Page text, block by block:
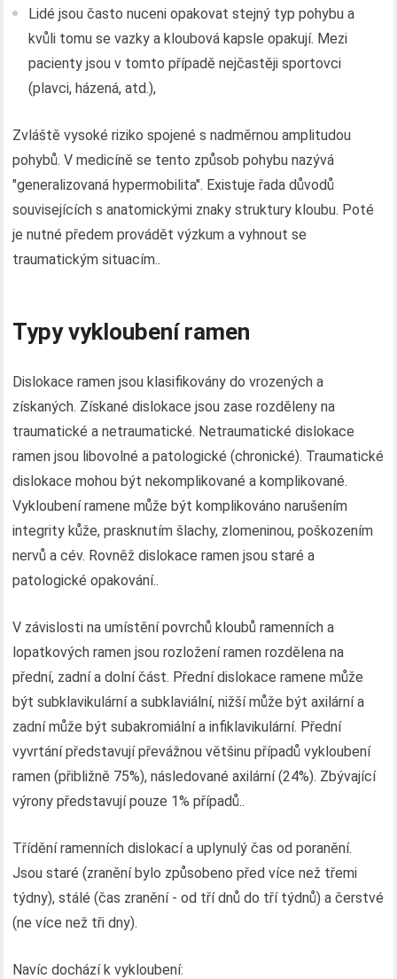
Lidé jsou často nuceni opakovat stejný typ pohybu a
kvůli tomu se vazky a kloubová kapsle opakují. Mezi
pacienty jsou v tomto případě nejčastěji sportovci
(plavci, házená, atd.),
Zvláště vysoké riziko spojené s nadměrnou amplitudou
pohybů. V medicíně se tento způsob pohybu nazývá
"generalizovaná hypermobilita". Existuje řada důvodů
souvisejících s anatomickými znaky struktury kloubu. Poté
je nutné předem provádět výzkum a vyhnout se
traumatickým situacím..
Typy vykloubení ramen
Dislokace ramen jsou klasifikovány do vrozených a
získaných. Získané dislokace jsou zase rozděleny na
traumatické a netraumatické. Netraumatické dislokace
ramen jsou libovolné a patologické (chronické). Traumatické
dislokace mohou být nekomplikované a komplikované.
Vykloubení ramene může být komplikováno narušením
integrity kůže, prasknutím šlachy, zlomeninou, poškozením
nervů a cév. Rovněž dislokace ramen jsou staré a
patologické opakování..
V závislosti na umístění povrchů kloubů ramenních a
lopatkových ramen jsou rozložení ramen rozdělena na
přední, zadní a dolní část. Přední dislokace ramene může
být subklavikulární a subklaviální, nižší může být axilární a
zadní může být subakromiální a infiklavikulární. Přední
vyvrtání představují převážnou většinu případů vykloubení
ramen (přibližně 75%), následované axilární (24%). Zbývající
výrony představují pouze 1% případů..
Třídění ramenních dislokací a uplynulý čas od poranění.
Jsou staré (zranění bylo způsobeno před více než třemi
týdny), stálé (čas zranění - od tří dnů do tří týdnů) a čerstvé
(ne více než tři dny).
Navíc dochází k vykloubení: